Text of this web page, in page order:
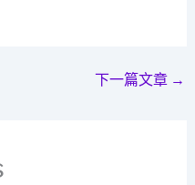
下一篇文章 →